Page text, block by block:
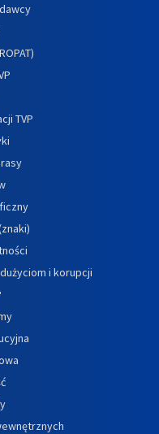
TVP
i korupcji